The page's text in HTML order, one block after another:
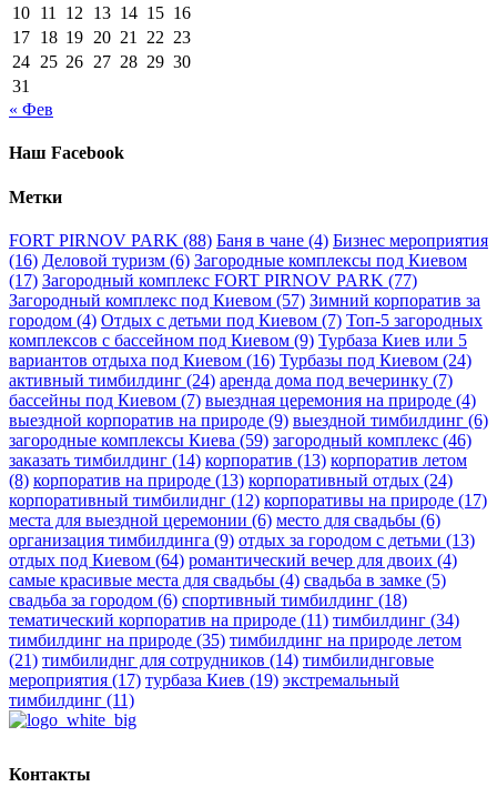
10 11 12 13 14 15 16
17 18 19 20 21 22 23
24 25 26 27 28 29 30
31
« Фев
Наш Facebook
Метки
FORT PIRNOV PARK (88) Баня в чане (4) Бизнес мероприятия
(16) Деловой туризм (6) Загородные комплексы под Киевом
(17) Загородный комплекс FORT PIRNOV PARK (77)
Загородный комплекс под Киевом (57) Зимний корпоратив за
городом (4) Отдых с детьми под Киевом (7) Топ-5 загородных
комплексов с бассейном под Киевом (9) Турбаза Киев или 5
вариантов отдыха под Киевом (16) Турбазы под Киевом (24)
активный тимбилдинг (24) аренда дома под вечеринку (7)
бассейны под Киевом (7) выездная церемония на природе (4)
выездной корпоратив на природе (9) выездной тимбилдинг (6)
загородные комплексы Киева (59) загородный комплекс (46)
заказать тимбилдинг (14) корпоратив (13) корпоратив летом
(8) корпоратив на природе (13) корпоративный отдых (24)
корпоративный тимбилиднг (12) корпоративы на природе (17)
места для выездной церемонии (6) место для свадьбы (6)
организация тимбилдинга (9) отдых за городом с детьми (13)
отдых под Киевом (64) романтический вечер для двоих (4)
самые красивые места для свадьбы (4) свадьба в замке (5)
свадьба за городом (6) спортивный тимбилдинг (18)
тематический корпоратив на природе (11) тимбилдинг (34)
тимбилдинг на природе (35) тимбилдинг на природе летом
(21) тимбилиднг для сотрудников (14) тимбилиднговые
мероприятия (17) турбаза Киев (19) экстремальный
тимбилдинг (11)
Контакты